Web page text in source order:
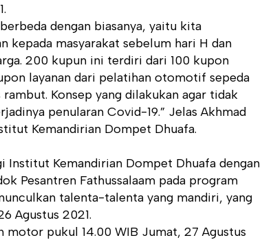
dengan biasanya, yaitu kita
kepada masyarakat sebelum hari H dan
200 kupun ini terdiri dari 100 kupon
layanan dari pelatihan otomotif sepeda
Konsep yang dilakukan agar tidak
penularan Covid-19.” Jelas Akhmad
Kemandirian Dompet Dhuafa.
Institut Kemandirian Dompet Dhuafa dengan
Pesantren Fathussalaam pada program
talenta-talenta yang mandiri, yang
Agustus 2021.
motor pukul 14.00 WIB Jumat, 27 Agustus